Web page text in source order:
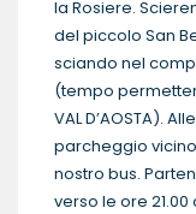
la Rosiere.
del piccolo San
sciando nel
(tempo
VAL D’AOSTA).
parcheggio
nostro bus.
verso le ore 21.00